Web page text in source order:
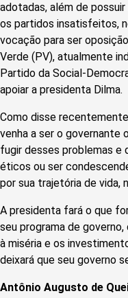
adotadas, além de
os partidos insatisfeitos,
vocação para ser
Verde (PV), atualmente
Partido da Social-
apoiar a presidenta Dilma.
Como disse
venha a ser o governante
fugir desses problemas e
éticos ou ser
por sua trajetória de vida,
A presidenta fará o que
seu programa de
à miséria e os
deixará que seu governo
Antônio Augusto de